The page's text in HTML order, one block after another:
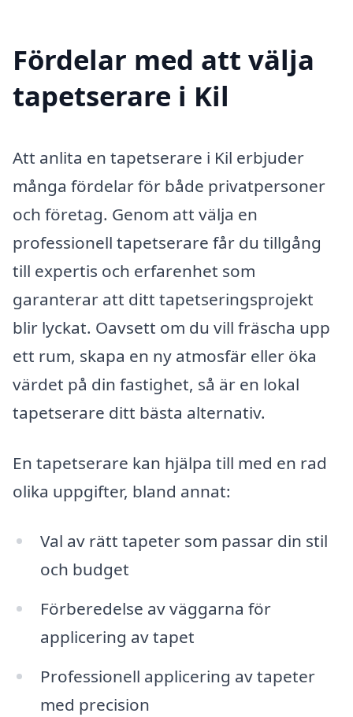
Fördelar med att välja
tapetserare i Kil
Att anlita en tapetserare i Kil erbjuder
många fördelar för både privatpersoner
och företag. Genom att välja en
professionell tapetserare får du tillgång
till expertis och erfarenhet som
garanterar att ditt tapetseringsprojekt
blir lyckat. Oavsett om du vill fräscha upp
ett rum, skapa en ny atmosfär eller öka
värdet på din fastighet, så är en lokal
tapetserare ditt bästa alternativ.
En tapetserare kan hjälpa till med en rad
olika uppgifter, bland annat:
Val av rätt tapeter som passar din stil
och budget
Förberedelse av väggarna för
applicering av tapet
Professionell applicering av tapeter
med precision